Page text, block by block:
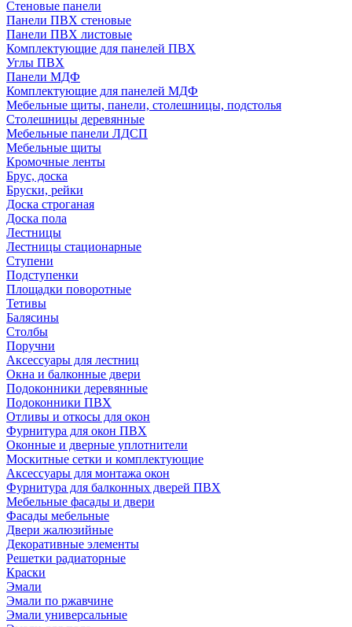
Стеновые панели
Панели ПВХ стеновые
Панели ПВХ листовые
Комплектующие для панелей ПВХ
Углы ПВХ
Панели МДФ
Комплектующие для панелей МДФ
Мебельные щиты, панели, столешницы, подстолья
Столешницы деревянные
Мебельные панели ЛДСП
Мебельные щиты
Кромочные ленты
Брус, доска
Бруски, рейки
Доска строганая
Доска пола
Лестницы
Лестницы стационарные
Ступени
Подступенки
Площадки поворотные
Тетивы
Балясины
Столбы
Поручни
Аксессуары для лестниц
Окна и балконные двери
Подоконники деревянные
Подоконники ПВХ
Отливы и откосы для окон
Фурнитура для окон ПВХ
Оконные и дверные уплотнители
Москитные сетки и комплектующие
Аксессуары для монтажа окон
Фурнитура для балконных дверей ПВХ
Мебельные фасады и двери
Фасады мебельные
Двери жалюзийные
Декоративные элементы
Решетки радиаторные
Краски
Эмали
Эмали по ржавчине
Эмали универсальные